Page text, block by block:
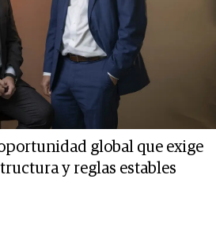
global que exige
y reglas estables